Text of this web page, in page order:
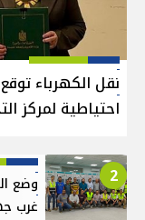
نقل الكهرباء
احتياطية لمركز
2
وضع
غرب جهد 500